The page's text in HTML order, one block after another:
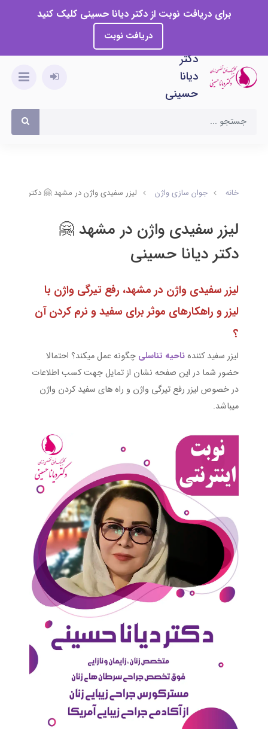
برای دریافت نوبت از دکتر دیانا حسینی کلیک کنید
دریافت نوبت
دکتر
دیانا
حسینی
خانه جوان سازی واژن لیزر سفیدی واژن در مشهد 🤗 دکتر دیانا
لیزر سفیدی واژن در مشهد 🤗
دکتر دیانا حسینی
لیزر سفیدی واژن در مشهد، رفع تیرگی واژن با
لیزر و راهکارهای موثر برای سفید و نرم کردن آن
؟
لیزر سفید کنندهناحیه تناسلی چگونه عمل میکند؟ احتمالا
حضور شما در این صفحه نشان از تمایل جهت کسب اطلاعات
در خصوص لیزر رفع تیرگی واژن و راه های سفید کردن واژن
میباشد.